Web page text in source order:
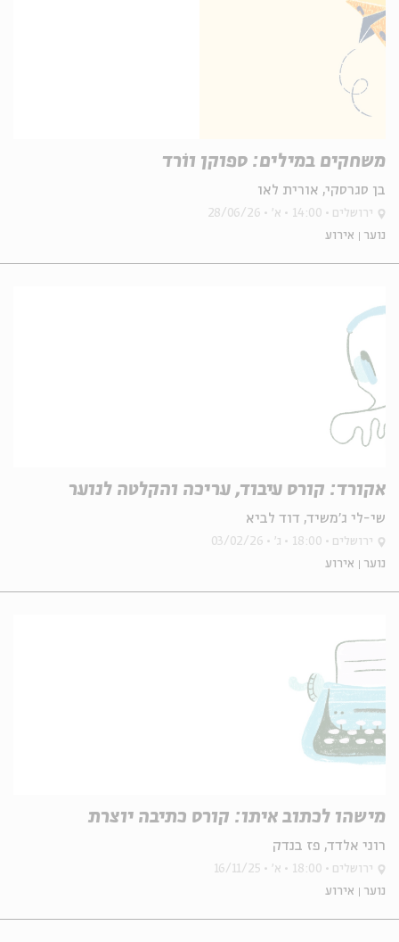
משחקים במילים: ספוקן ווֹרד
בן סגרסקי, אורית לאו
נוער אירוע
ירושלים 14:00 א' 28/06/26
אקורד: קורס עיבוד, עריכה והקלטה לנוער
שי-לי ג'משיד, דוד לביא
נוער אירוע
ירושלים 18:00 ג' 03/02/26
מישהו לכתוב איתו: קורס כתיבה יוצרת
רוני אלדד, פז בנדק
נוער אירוע
ירושלים 18:00 א' 16/11/25